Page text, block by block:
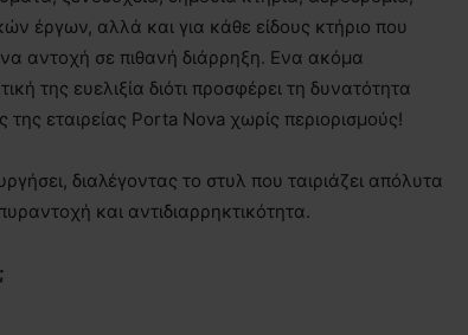
έργων, αλλά και για κάθε είδους κτήριο που
αντοχή σε πιθανή διάρρηξη. Ενα ακόμα
της ευελιξία διότι προσφέρει τη δυνατότητα
εταιρείας Porta Nova χωρίς περιορισμούς!
διαλέγοντας το στυλ που ταιριάζει απόλυτα
και αντιδιαρρηκτικότητα.